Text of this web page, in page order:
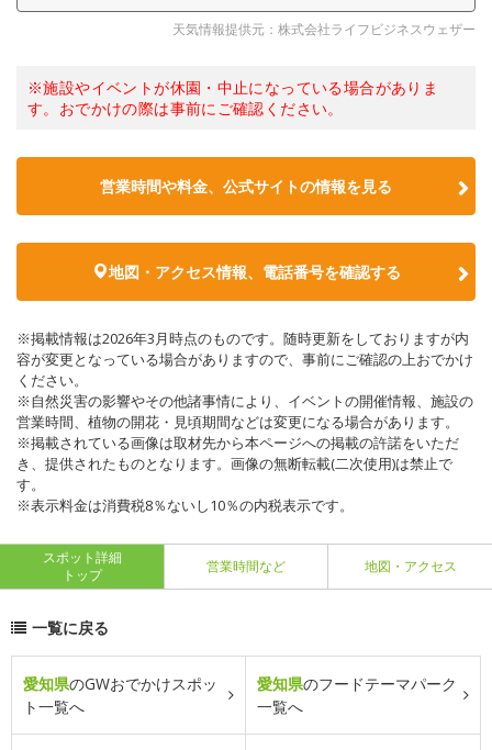
天気情報提供元：株式会社ライフビジネスウェザー
※施設やイベントが休園・中止になっている場合がありま
す。おでかけの際は事前にご確認ください。
営業時間や料金、公式サイトの情報を見る
地図・アクセス情報、電話番号を確認する
※掲載情報は2026年3月時点のものです。随時更新をしておりますが内
容が変更となっている場合がありますので、事前にご確認の上おでかけ
ください。
※自然災害の影響やその他諸事情により、イベントの開催情報、施設の
営業時間、植物の開花・見頃期間などは変更になる場合があります。
※掲載されている画像は取材先から本ページへの掲載の許諾をいただ
き、提供されたものとなります。画像の無断転載(二次使用)は禁止で
す。
※表示料金は消費税8％ないし10％の内税表示です。
スポット詳細
トップ
営業時間など 地図・アクセス
一覧に戻る
愛知県のGWおでかけスポッ
ト一覧へ
愛知県のフードテーマパーク
一覧へ